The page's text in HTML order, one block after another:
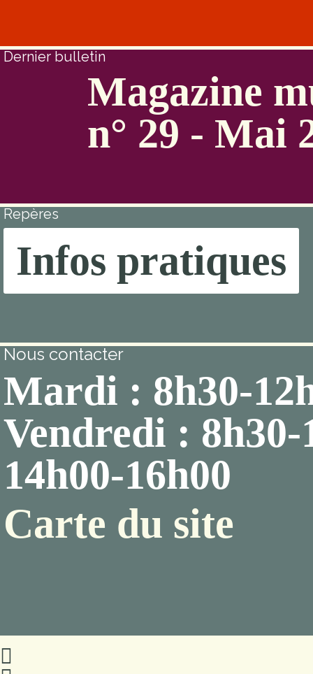
Dernier bulletin
Magazine
n° 29 - Mai
Repères
Infos pratiques
Nous contacter
Mardi : 8h30-
Vendredi : 8h30-
14h00-16h00
Carte du site